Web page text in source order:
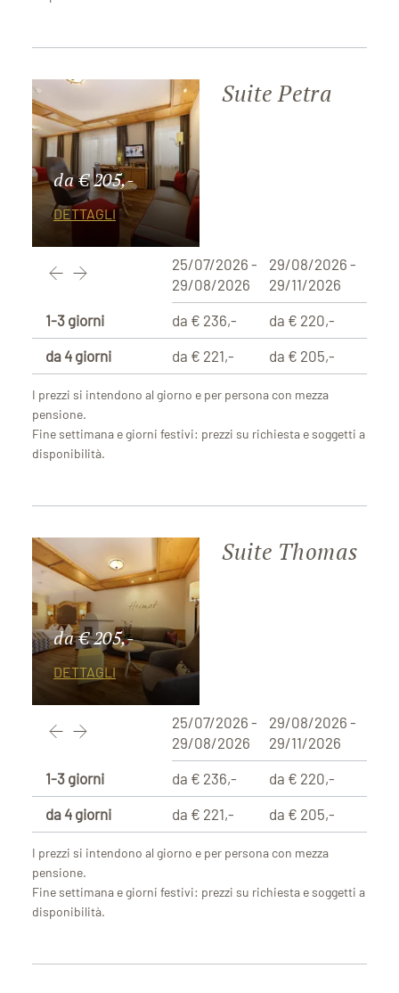
da € 205,-
DETTAGLI
Suite Petra
25/07/2026 -
29/08/2026
29/08/2026 -
29/11/2026
1-3 giorni
da 4 giorni
da € 236,-
da € 221,-
da € 220,-
da € 205,-
I prezzi si intendono al giorno e per persona con mezza
pensione.
Fine settimana e giorni festivi: prezzi su richiesta e soggetti a
disponibilità.
da € 205,-
DETTAGLI
Suite Thomas
25/07/2026 -
29/08/2026
29/08/2026 -
29/11/2026
1-3 giorni
da 4 giorni
da € 236,-
da € 221,-
da € 220,-
da € 205,-
I prezzi si intendono al giorno e per persona con mezza
pensione.
Fine settimana e giorni festivi: prezzi su richiesta e soggetti a
disponibilità.